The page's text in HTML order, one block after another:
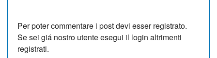
Per poter commentare i post devi esser registrato.
Se sei giá nostro utente esegui il login altrimenti
registrati.